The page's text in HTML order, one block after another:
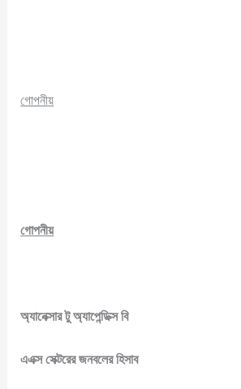
গোপনীয়
গোপনীয়
অ্যানেক্সার টু অ্যাপেন্ডিক্স বি
এএক্স সেক্টরের জনবলের হিসাব